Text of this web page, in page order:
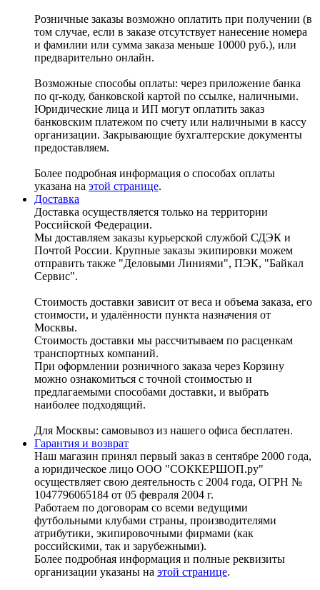
Розничные заказы возможно оплатить при получении (в
том случае, если в заказе отсутствует нанесение номера
и фамилии или сумма заказа меньше 10000 руб.), или
предварительно онлайн.
Возможные способы оплаты: через приложение банка
по qr-коду, банковской картой по ссылке, наличными.
Юридические лица и ИП могут оплатить заказ
банковским платежом по счету или наличными в кассу
организации. Закрывающие бухгалтерские документы
предоставляем.
Более подробная информация о способах оплаты
указана на этой странице.
Доставка
Доставка осуществляется только на территории
Российской Федерации.
Мы доставляем заказы курьерской службой СДЭК и
Почтой России. Крупные заказы экипировки можем
отправить также "Деловыми Линиями", ПЭК, "Байкал
Сервис".
Стоимость доставки зависит от веса и объема заказа, его
стоимости, и удалённости пункта назначения от
Москвы.
Стоимость доставки мы рассчитываем по расценкам
транспортных компаний.
При оформлении розничного заказа через Корзину
можно ознакомиться с точной стоимостью и
предлагаемыми способами доставки, и выбрать
наиболее подходящий.
Для Москвы: самовывоз из нашего офиса бесплатен.
Гарантия и возврат
Наш магазин принял первый заказ в сентябре 2000 года,
а юридическое лицо ООО "СОККЕРШОП.ру"
осуществляет свою деятельность с 2004 года, ОГРН №
1047796065184 от 05 февраля 2004 г.
Работаем по договорам со всеми ведущими
футбольными клубами страны, производителями
атрибутики, экипировочными фирмами (как
российскими, так и зарубежными).
Более подробная информация и полные реквизиты
организации указаны на этой странице.